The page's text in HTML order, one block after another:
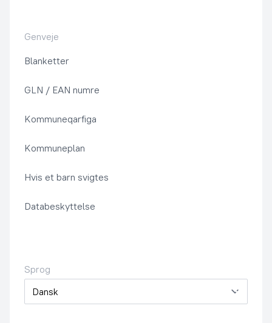
Genveje
Blanketter
GLN / EAN numre
Kommuneqarfiga
Kommuneplan
Hvis et barn svigtes
Databeskyttelse
Sprog
Sprog